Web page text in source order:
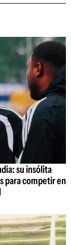
su insólita
para competir en